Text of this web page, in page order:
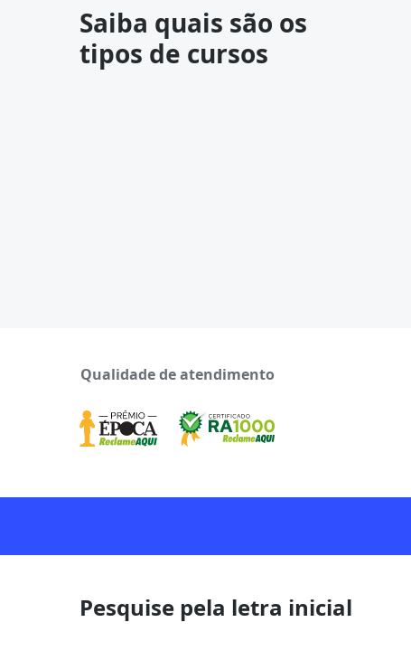
Saiba quais são os
tipos de cursos
Qualidade de atendimento
Pesquise pela letra inicial